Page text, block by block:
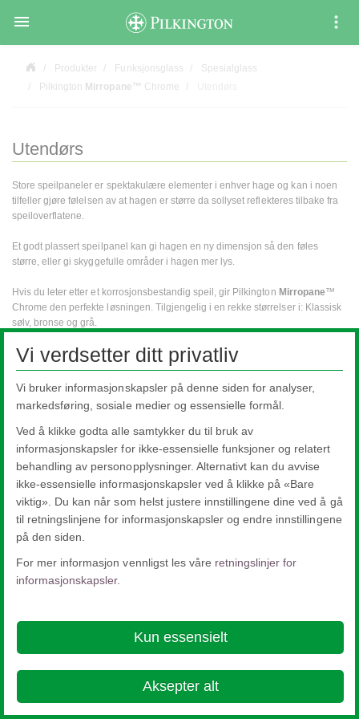

Produkter Funksjonsglass
Spesialglass
Pilkington Mirropane™ Chrome
Utendørs
Store speilpaneler er spektakulære elementer i enhver hage og kan i noen
tilfeller gjøre følelsen av at hagen er større da sollyset reflekteres tilbake fra
speiloverflatene.
Et godt plassert speilpanel kan gi hagen en ny dimensjon så den føles
større, eller gi skyggefulle områder i hagen mer lys.
Hvis du leter etter et korrosjonsbestandig speil, gir Pilkington Mirropane™
Chrome den perfekte løsningen. Tilgjengelig i en rekke størrelser i: Klassisk
sølv, bronse og grå.
Nippon Sheet Glass Co., Ltd.
Head Office - 3-5-27 Mita Minato-ku Tokyo
About this site
Cookie Policy Ethics and Compliance Hotline
Legal
Notice
Privacy Policy

© Copyright 2026
Vi verdsetter ditt privatliv
Vi bruker informasjonskapsler på denne siden for analyser,
markedsføring, sosiale medier og essensielle formål.
Ved å klikke godta alle samtykker du til bruk av
informasjonskapsler for ikke-essensielle funksjoner og relatert
behandling av personopplysninger. Alternativt kan du avvise
ikke-essensielle informasjonskapsler ved å klikke på «Bare
viktig». Du kan når som helst justere innstillingene dine ved å gå
til retningslinjene for informasjonskapsler og endre innstillingene
på den siden.
For mer informasjon vennligst les våre retningslinjer for
informasjonskapsler.
Kun essensielt
Aksepter alt